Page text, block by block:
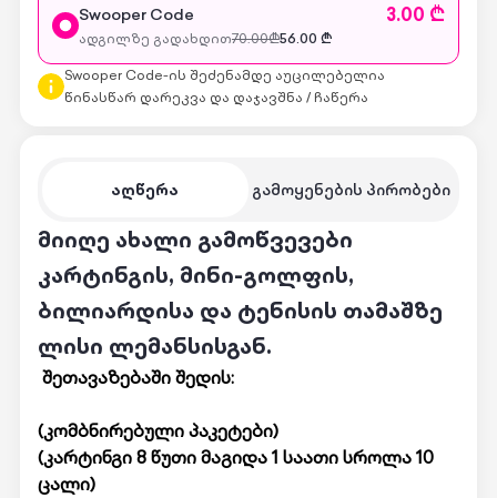
აღწერა გამოყენების პირობები
მიიღე ახალი გამოწვევები
კარტინგის, მინი-გოლფის,
ბილიარდისა და ტენისის თამაშზე
ლისი ლემანსისგან.
შეთავაზებაში შედის:
(კომბნირებული პაკეტები)
(კარტინგი 8 წუთი მაგიდა 1 საათი სროლა 10
ცალი)
Swooper Code 3.00 ₾
ადგილზე გადახდით70.00₾56.00 ₾
Swooper Code-ის შეძენამდე აუცილებელია
წინასწარ დარეკვა და დაჯავშნა / ჩაწერა